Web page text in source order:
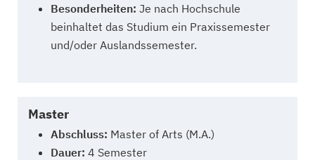
Besonderheiten: Je nach Hochschule
beinhaltet das Studium ein Praxissemester
und/oder Auslandssemester.
Master
Abschluss: Master of Arts (M.A.)
Dauer: 4 Semester